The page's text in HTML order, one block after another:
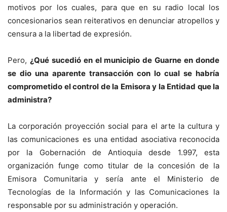
motivos por los cuales, para que en su radio local los
concesionarios sean reiterativos en denunciar atropellos y
censura a la libertad de expresión.
Pero, ¿Qué sucedió en el municipio de Guarne en donde
se dio una aparente transacción con lo cual se habría
comprometido el control de la Emisora y la Entidad que la
administra?
La corporación proyección social para el arte la cultura y
las comunicaciones es una entidad asociativa reconocida
por la Gobernación de Antioquia desde 1.997, esta
organización funge como titular de la concesión de la
Emisora Comunitaria y sería ante el Ministerio de
Tecnologías de la Información y las Comunicaciones la
responsable por su administración y operación.